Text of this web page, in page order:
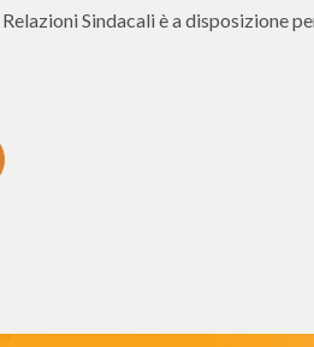
Sindacali è a disposizione